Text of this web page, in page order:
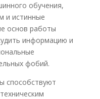
обучения,
и истинные
основ работы
информацию и
фобий.
способствуют